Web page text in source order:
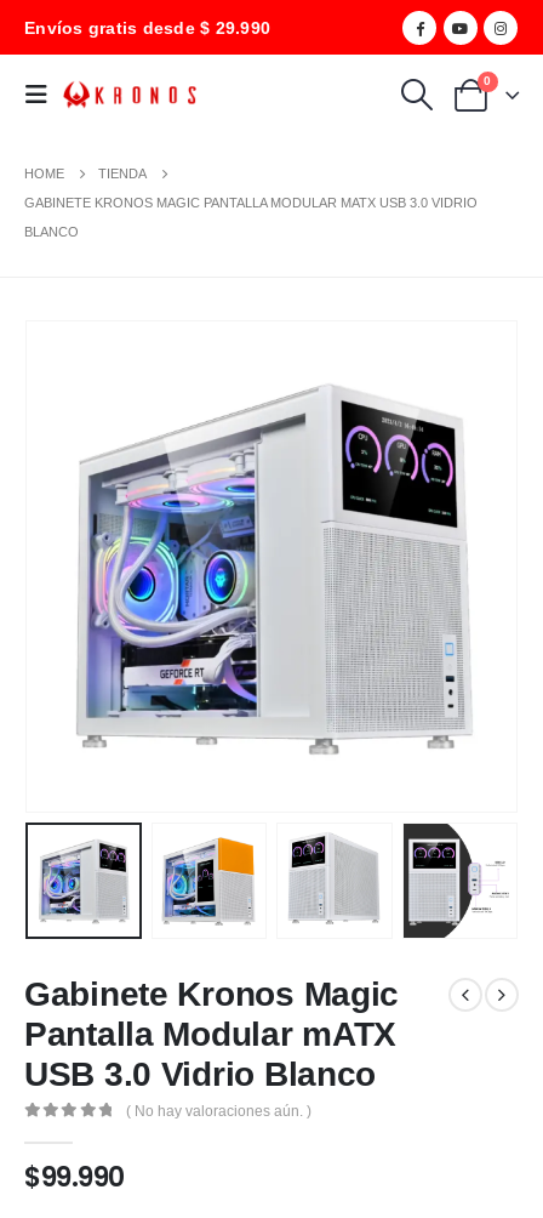
Envíos gratis desde $ 29.990
0
HOME
TIENDA
GABINETE KRONOS MAGIC PANTALLA MODULAR MATX USB 3.0 VIDRIO
BLANCO
Gabinete Kronos Magic
Pantalla Modular mATX
USB 3.0 Vidrio Blanco
( No hay valoraciones aún. )
$99.990